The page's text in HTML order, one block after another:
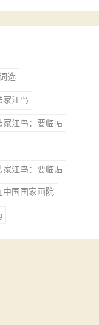
选
家江鸟
家江鸟：要临帖
家江鸟：要临贴
中国国家画院